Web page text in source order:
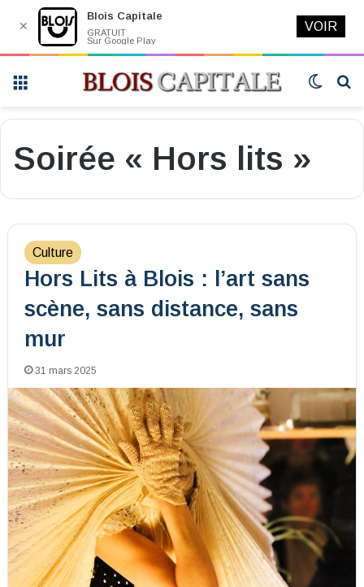
Switch
Soirée « Hors lits »
Culture
Hors Lits à Blois : l’art sans
scène, sans distance, sans
mur
31 mars 2025
✕
Blois Capitale
GRATUIT
Sur Google Play
VOIR